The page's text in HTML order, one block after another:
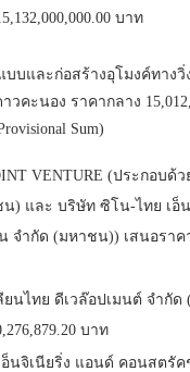
บาท
บและก่อสร้างอุโมงค์ทาง
คะนอง ราคากลาง
Sum)
VENTURE (ประกอบด้
) และ บริษัท ซิโน-ไทย เอ็
จำกัด (มหาชน)) เสนอราคา
ยนไทย ดีเวล๊อปเมนต์ จํากั
บาท
นจิเนียริ่ง แอนด์ คอนสตรั